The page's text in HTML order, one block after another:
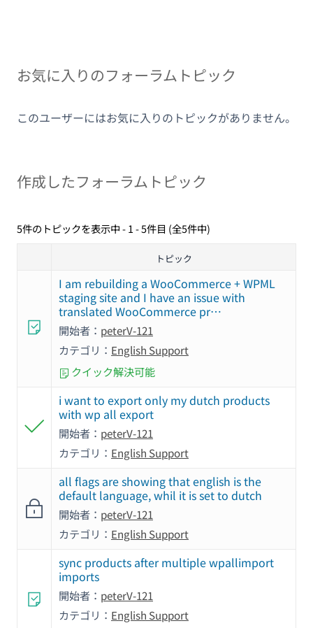
お気に入りのフォーラムトピック
このユーザーにはお気に入りのトピックがありません。
作成したフォーラムトピック
5件のトピックを表示中 - 1 - 5件目 (全5件中)
トピック
I am rebuilding a WooCommerce + WPML
staging site and I have an issue with
translated WooCommerce pr…
開始者： peterV-121
カテゴリ： English Support
クイック解決可能
i want to export only my dutch products
with wp all export
開始者： peterV-121
カテゴリ： English Support
all flags are showing that english is the
default language, whil it is set to dutch
開始者： peterV-121
カテゴリ： English Support
sync products after multiple wpallimport
imports
開始者： peterV-121
カテゴリ： English Support